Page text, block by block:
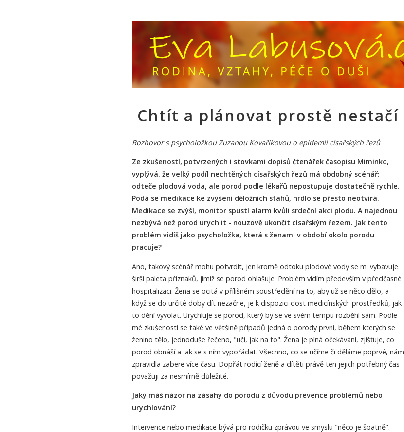
Chtít a plánovat prostě nestačí
Rozhovor s psycholožkou Zuzanou Kovaříkovou o epidemii císařských řezů
Ze zkušeností, potvrzených i stovkami dopisů čtenářek časopisu Miminko,
vyplývá, že velký podíl nechtěných císařských řezů má obdobný scénář:
odteče plodová voda, ale porod podle lékařů nepostupuje dostatečně rychle.
Podá se medikace ke zvýšení děložních stahů, hrdlo se přesto neotvírá.
Medikace se zvýší, monitor spustí alarm kvůli srdeční akci plodu. A najednou
nezbývá než porod urychlit - nouzově ukončit císařským řezem. Jak tento
problém vidíš jako psycholožka, která s ženami v období okolo porodu
pracuje?
Ano, takový scénář mohu potvrdit, jen kromě odtoku plodové vody se mi vybavuje
širší paleta příznaků, jimiž se porod ohlašuje. Problém vidím především v předčasné
hospitalizaci. Žena se ocitá v přílišném soustředění na to, aby už se něco dělo, a
když se do určité doby dít nezačne, je k dispozici dost medicínských prostředků, jak
to dění vyvolat. Urychluje se porod, který by se ve svém tempu rozběhl sám. Podle
mé zkušenosti se také ve většině případů jedná o porody první, během kterých se
ženino tělo, jednoduše řečeno, "učí, jak na to". Žena je plná očekávání, zjišťuje, co
porod obnáší a jak se s ním vypořádat. Všechno, co se učíme či děláme poprvé, nám
zpravidla zabere více času. Dopřát rodící ženě a dítěti právě ten jejich potřebný čas
považuji za nesmírně důležité.
Jaký máš názor na zásahy do porodu z důvodu prevence problémů nebo
urychlování?
Intervence nebo medikace bývá pro rodičku zprávou ve smyslu "něco je špatně".